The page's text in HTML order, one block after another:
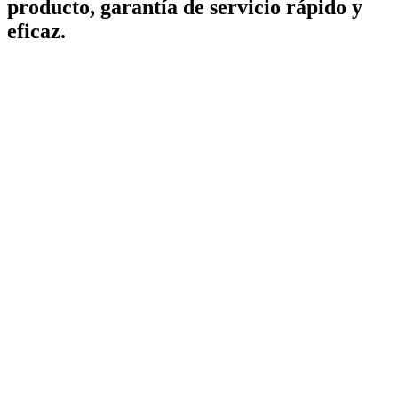
producto, garantía de servicio rápido y
eficaz.